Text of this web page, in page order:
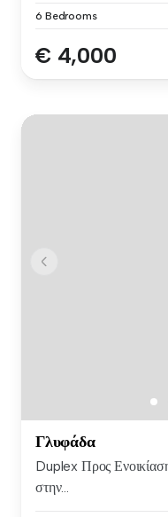
6 Bedrooms
€ 4,000
Γλυφάδα
Duplex Προς
στην...